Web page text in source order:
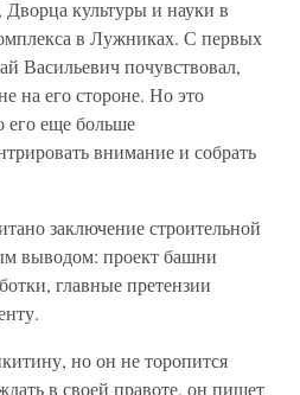
культуры и науки в
в Лужниках. С первых
Васильевич почувствовал,
на его стороне. Но это
его еще больше
внимание и собрать
заключение строительной
выводом: проект башни
главные претензии
но он не торопится
в своей правоте, он пишет